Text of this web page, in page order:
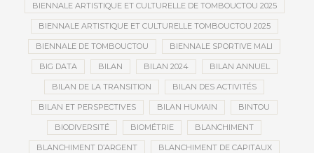
BIENNALE ARTISTIQUE ET CULTURELLE DE TOMBOUCTOU 2025
BIENNALE ARTISTIQUE ET CULTURELLE TOMBOUCTOU 2025
BIENNALE DE TOMBOUCTOU BIENNALE SPORTIVE MALI
BIG DATA BILAN BILAN 2024 BILAN ANNUEL
BILAN DE LA TRANSITION BILAN DES ACTIVITÉS
BILAN ET PERSPECTIVES BILAN HUMAIN BINTOU
BIODIVERSITÉ BIOMÉTRIE BLANCHIMENT
BLANCHIMENT D’ARGENT BLANCHIMENT DE CAPITAUX